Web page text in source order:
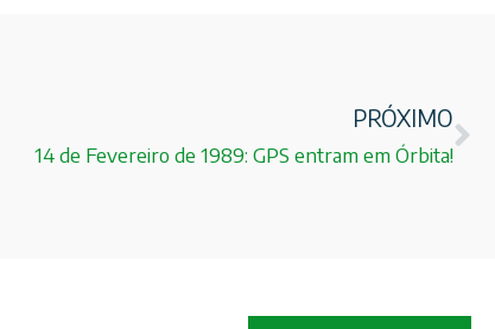
PRÓXIMO
14 de Fevereiro de 1989: GPS entram em Órbita!